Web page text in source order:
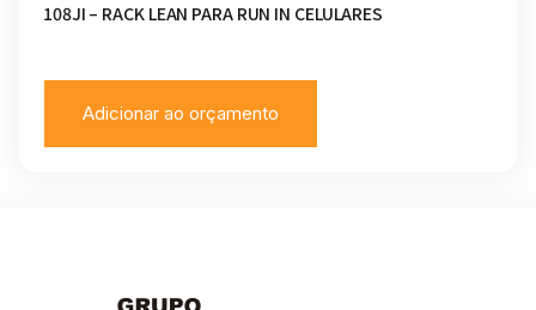
108JI – RACK LEAN PARA RUN IN CELULARES
Adicionar ao orçamento